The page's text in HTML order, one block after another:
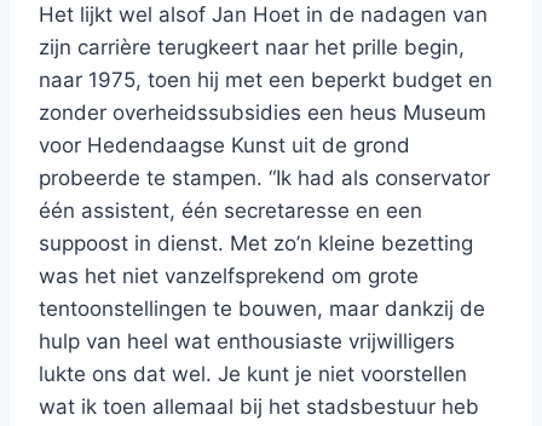
Het lijkt wel alsof Jan Hoet in de nadagen van
zijn carrière terugkeert naar het prille begin,
naar 1975, toen hij met een beperkt budget en
zonder overheidssubsidies een heus Museum
voor Hedendaagse Kunst uit de grond
probeerde te stampen. “Ik had als conservator
één assistent, één secretaresse en een
suppoost in dienst. Met zo’n kleine bezetting
was het niet vanzelfsprekend om grote
tentoonstellingen te bouwen, maar dankzij de
hulp van heel wat enthousiaste vrijwilligers
lukte ons dat wel. Je kunt je niet voorstellen
wat ik toen allemaal bij het stadsbestuur heb